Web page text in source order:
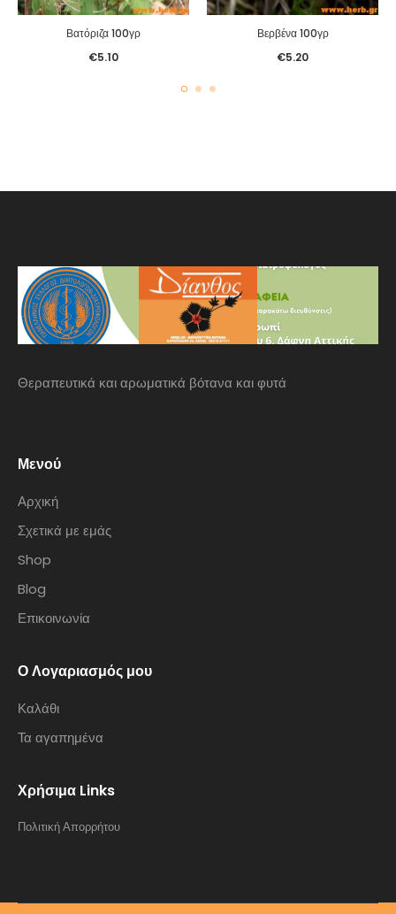
Βατόριζα 100γρ
€5.10
Βερβένα 100γρ
€5.20
Θεραπευτικά και αρωματικά βότανα και φυτά
Μενού
Αρχική
Σχετικά με εμάς
Shop
Blog
Επικοινωνία
Ο Λογαριασμός μου
Καλάθι
Τα αγαπημένα
Χρήσιμα Links
Πολιτική Απορρήτου